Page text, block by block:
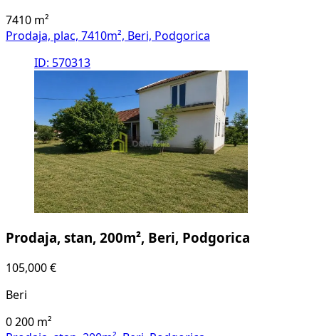
7410 m²
Prodaja, plac, 7410m², Beri, Podgorica
ID: 570313
Prodaja, stan, 200m², Beri, Podgorica
105,000 €
Beri
0 200 m²